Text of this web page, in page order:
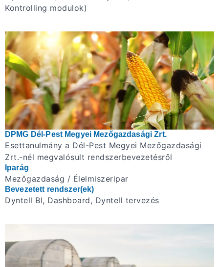
Kontrolling modulok)
DPMG Dél-Pest Megyei Mezőgazdasági Zrt.
Esettanulmány a Dél-Pest Megyei Mezőgazdasági
Zrt.-nél megvalósult rendszerbevezetésről
Iparág
Mezőgazdaság / Élelmiszeripar
Bevezetett rendszer(ek)
Dyntell BI, Dashboard, Dyntell tervezés